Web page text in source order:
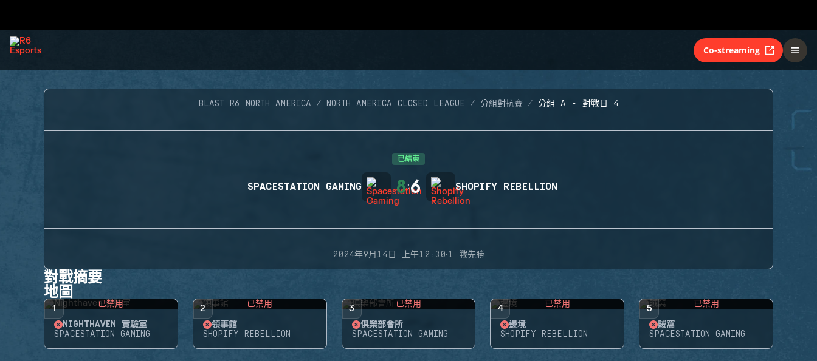
Co-streaming
BLAST R6 NORTH AMERICA NORTH AMERICA CLOSED LEAGUE 分組對抗賽 分組 A - 對戰日 4
已結束
SPACESTATION GAMING 8:6 SHOPIFY REBELLION
2024年9月14日 上午12:30·1 戰先勝
對戰摘要
地圖
1 已禁用
NIGHTHAVEN 實驗室
SPACESTATION GAMING
2 已禁用
領事館
SHOPIFY REBELLION
3 已禁用
俱樂部會所
SPACESTATION GAMING
4 已禁用
邊境
SHOPIFY REBELLION
5 已禁用
賊窩
SPACESTATION GAMING